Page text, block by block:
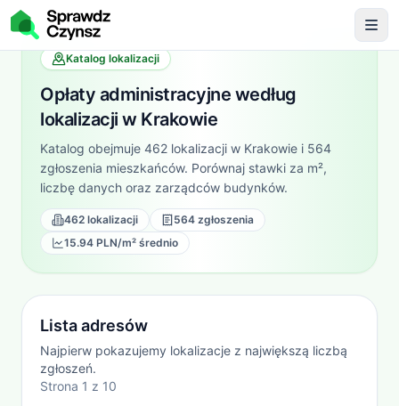
Katalog lokalizacji
Opłaty administracyjne według
lokalizacji w Krakowie
Katalog obejmuje 462 lokalizacji w Krakowie i 564
zgłoszenia mieszkańców. Porównaj stawki za m²,
liczbę danych oraz zarządców budynków.
462 lokalizacji
564 zgłoszenia
15.94 PLN/m² średnio
Lista adresów
Najpierw pokazujemy lokalizacje z największą liczbą
zgłoszeń.
Strona 1 z 10